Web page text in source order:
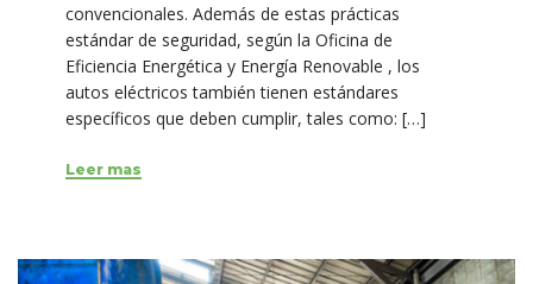
convencionales. Además de estas prácticas
estándar de seguridad, según la Oficina de
Eficiencia Energética y Energía Renovable , los
autos eléctricos también tienen estándares
específicos que deben cumplir, tales como: […]
Leer mas